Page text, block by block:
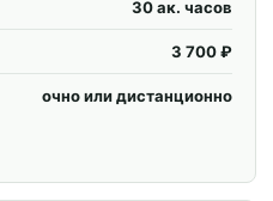
30 ак. часов
3 700 ₽
очно или дистанционно